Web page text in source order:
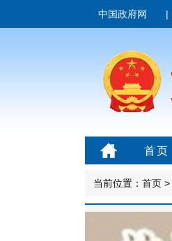
中国政府网 |
首页
当前位置： 首页 >